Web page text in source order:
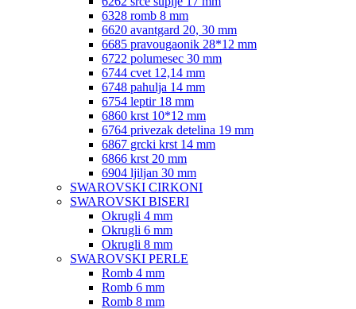
6328 romb 8 mm
6620 avantgard 20, 30 mm
6685 pravougaonik 28*12 mm
6722 polumesec 30 mm
6744 cvet 12,14 mm
6748 pahulja 14 mm
6754 leptir 18 mm
6860 krst 10*12 mm
6764 privezak detelina 19 mm
6867 grcki krst 14 mm
6866 krst 20 mm
6904 ljiljan 30 mm
SWAROVSKI CIRKONI
SWAROVSKI BISERI
Okrugli 4 mm
Okrugli 6 mm
Okrugli 8 mm
SWAROVSKI PERLE
Romb 4 mm
Romb 6 mm
Romb 8 mm